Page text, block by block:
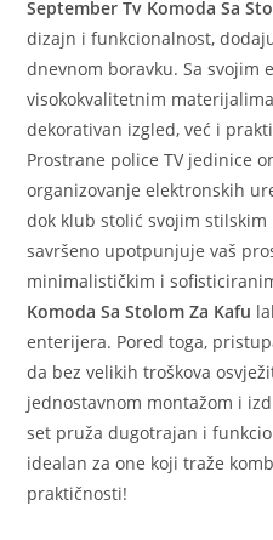
September Tv Komoda Sa
dizajn i funkcionalnost,
dnevnom boravku. Sa svojim
visokokvalitetnim
dekorativan izgled, već i
Prostrane police TV jedinice
organizovanje elektronskih
dok klub stolić svojim
savršeno upotpunjuje vaš
minimalističkim i
Komoda Sa Stolom Za Kafu
enterijera. Pored toga,
da bez velikih troškova
jednostavnom montažom i
set pruža dugotrajan i
idealan za one koji traže
praktičnosti!